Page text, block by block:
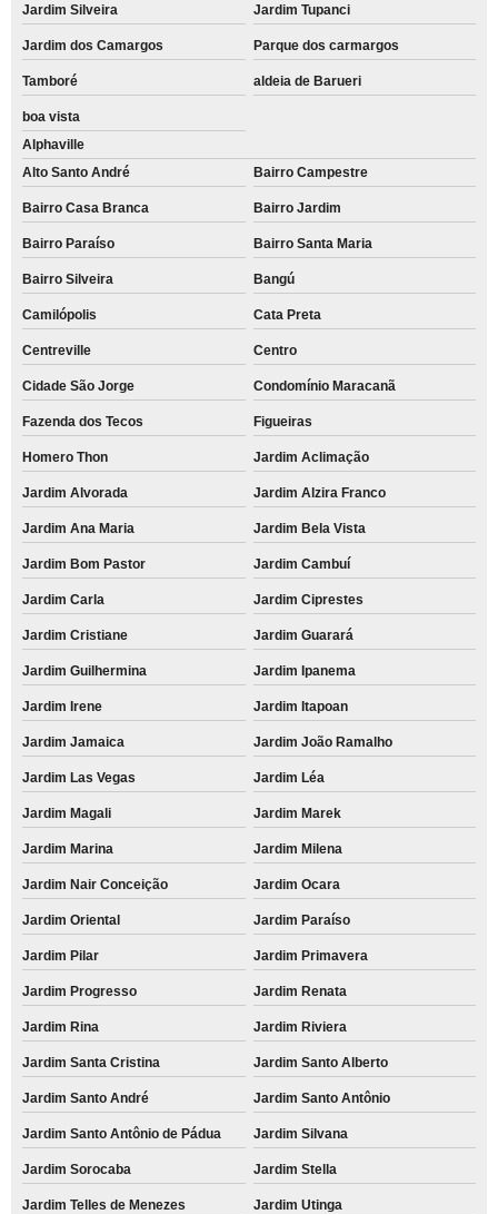
Jardim Silveira Jardim Tupanci
Jardim dos Camargos Parque dos carmargos
Tamboré aldeia de Barueri
boa vista
Alphaville
Alto Santo André
Bairro Campestre
Bairro Casa Branca Bairro Jardim
Bairro Paraíso Bairro Santa Maria
Bairro Silveira Bangú
Camilópolis Cata Preta
Centreville Centro
Cidade São Jorge Condomínio Maracanã
Fazenda dos Tecos Figueiras
Homero Thon Jardim Aclimação
Jardim Alvorada Jardim Alzira Franco
Jardim Ana Maria Jardim Bela Vista
Jardim Bom Pastor Jardim Cambuí
Jardim Carla Jardim Ciprestes
Jardim Cristiane Jardim Guarará
Jardim Guilhermina Jardim Ipanema
Jardim Irene Jardim Itapoan
Jardim Jamaica Jardim João Ramalho
Jardim Las Vegas Jardim Léa
Jardim Magali Jardim Marek
Jardim Marina Jardim Milena
Jardim Nair Conceição Jardim Ocara
Jardim Oriental Jardim Paraíso
Jardim Pilar Jardim Primavera
Jardim Progresso Jardim Renata
Jardim Rina Jardim Riviera
Jardim Santa Cristina Jardim Santo Alberto
Jardim Santo André Jardim Santo Antônio
Jardim Santo Antônio de Pádua Jardim Silvana
Jardim Sorocaba Jardim Stella
Jardim Telles de Menezes Jardim Utinga